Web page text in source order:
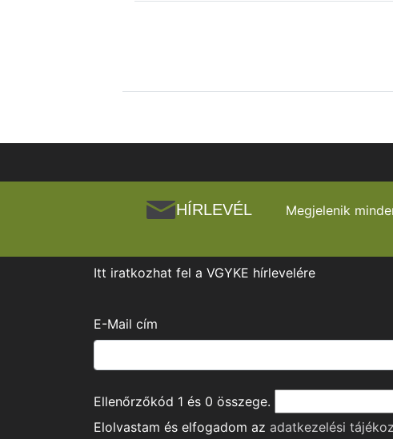
HÍRLEVÉL Megjelenik
Itt iratkozhat fel a VGYKE hírlevelére
E-Mail cím
Ellenőrzőkód 1 és 0 összege.
Elolvastam és elfogadom az adatkezelési